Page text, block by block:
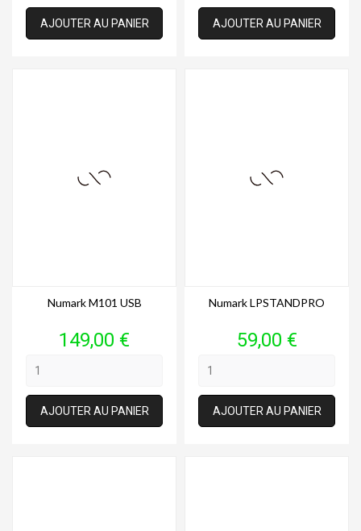
AJOUTER AU PANIER AJOUTER AU PANIER
Numark M101 USB
Prix
149,00 €
AJOUTER AU PANIER
Numark LPSTANDPRO
Prix
59,00 €
AJOUTER AU PANIER